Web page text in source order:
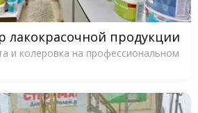
лакокрасочной продукции
и колеровка на профессиональном